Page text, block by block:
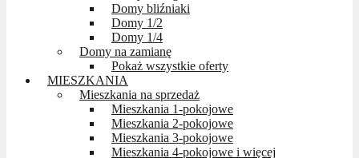
Domy bliźniaki
Domy 1/2
Domy 1/4
Domy na zamianę
Pokaż wszystkie oferty
MIESZKANIA
Mieszkania na sprzedaż
Mieszkania 1-pokojowe
Mieszkania 2-pokojowe
Mieszkania 3-pokojowe
Mieszkania 4-pokojowe i więcej